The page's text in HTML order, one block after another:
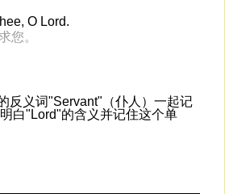
O Lord.
您。
反义词"Servant"（仆人）一起记
白"Lord"的含义并记住这个单